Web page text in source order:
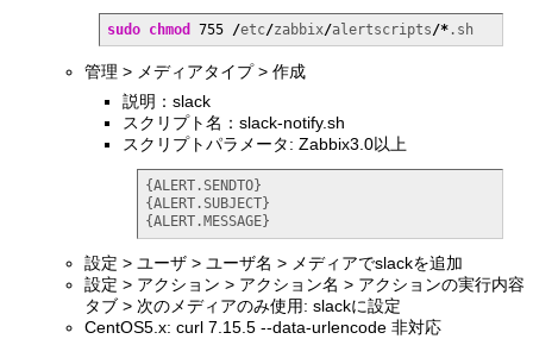
sudo chmod 755 /etc/zabbix/alertscripts/*.sh
管理 > メディアタイプ > 作成
説明：slack
スクリプト名：slack-notify.sh
スクリプトパラメータ: Zabbix3.0以上
{ALERT.SENDTO}
{ALERT.SUBJECT}
{ALERT.MESSAGE}
設定 > ユーザ > ユーザ名 > メディアでslackを追加
設定 > アクション > アクション名 > アクションの実行内容
タブ > 次のメディアのみ使用: slackに設定
CentOS5.x: curl 7.15.5 --data-urlencode 非対応